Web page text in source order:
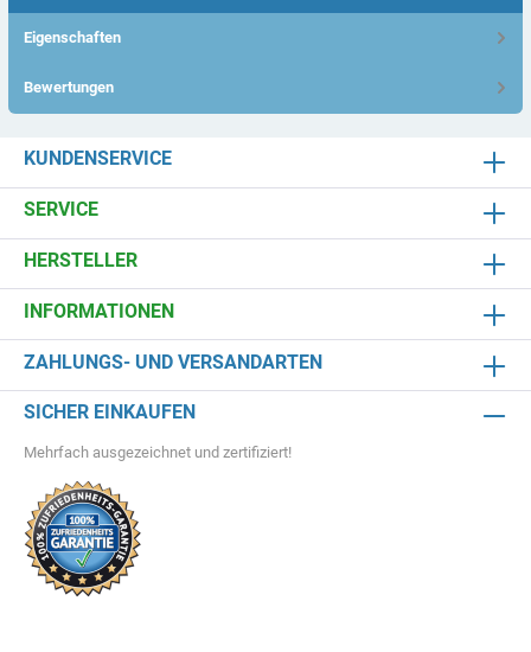
Eigenschaften
Bewertungen
KUNDENSERVICE
SERVICE
HERSTELLER
INFORMATIONEN
ZAHLUNGS- UND VERSANDARTEN
SICHER EINKAUFEN
Mehrfach ausgezeichnet und zertifiziert!